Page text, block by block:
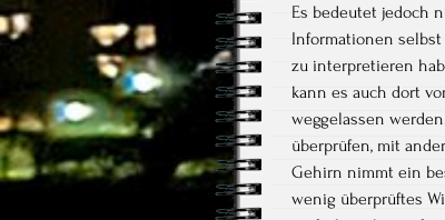
Es bedeutet jedoch
Informationen
zu interpretieren
kann es auch dort
weggelassen
überprüfen, mit
Gehirn nimmt ein
wenig überprüftes